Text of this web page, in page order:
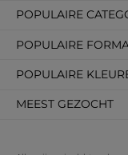
POPULAIRE
POPULAIRE
POPULAIRE
MEEST GEZOCHT